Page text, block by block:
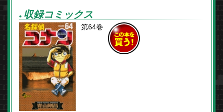
● 収録コミックス
第64巻